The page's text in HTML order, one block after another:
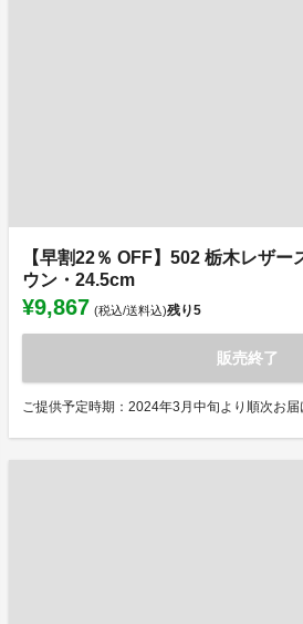
【早割22％ OFF】502 栃木レザ
ウン・24.5cm
¥9,867 (税込/送料込)残り5
販売終了
ご提供予定時期：2024年3月中旬より順次お届